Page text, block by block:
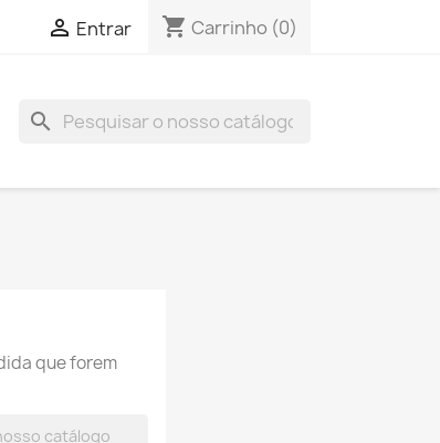
 Entrar shopping_cart Carrinho (0)
search
que forem